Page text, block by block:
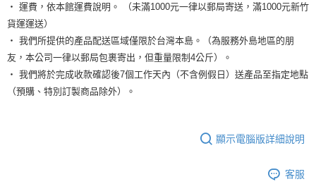
‧ 運費，依本館運費說明。 （未滿1000元一律以郵局寄送，滿1000元新竹
貨運運送）
‧ 我們所提供的產品配送區域僅限於台灣本島。（為服務外島地區的朋
友，本公司一律以郵局包裹寄出，但重量限制4公斤）。
‧ 我們將於完成收款確認後7個工作天內（不含例假日）送產品至指定地點
（預購、特別訂製商品除外）。
顯示電腦版詳細說明
客服